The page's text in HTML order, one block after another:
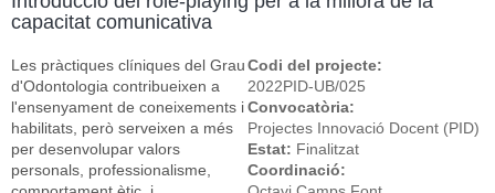
capacitat comunicativa
Les pràctiques clíniques del Grau
d'Odontologia contribueixen a
l'ensenyament de coneixements i
habilitats, però serveixen a més
per desenvolupar valors
personals, professionalisme,
Codi del projecte:
2022PID-UB/025
Convocatòria:
Projectes Innovació Docent (PID)
Estat: Finalitzat
Coordinació: